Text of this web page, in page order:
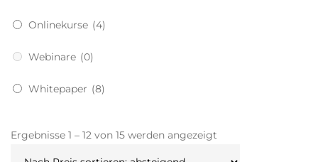
Onlinekurse (4)
Webinare (0)
Whitepaper (8)
Ergebnisse 1 – 12 von 15 werden angezeigt